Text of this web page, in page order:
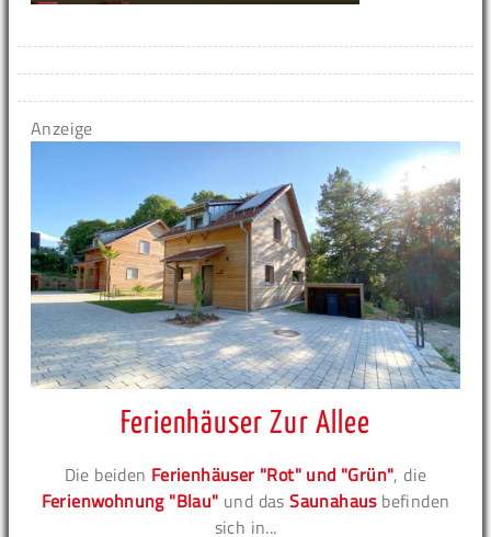
Anzeige
Ferienhäuser Zur Allee
Die beiden Ferienhäuser "Rot" und "Grün", die
Ferienwohnung "Blau" und dasSaunahausbefinden
sich in...